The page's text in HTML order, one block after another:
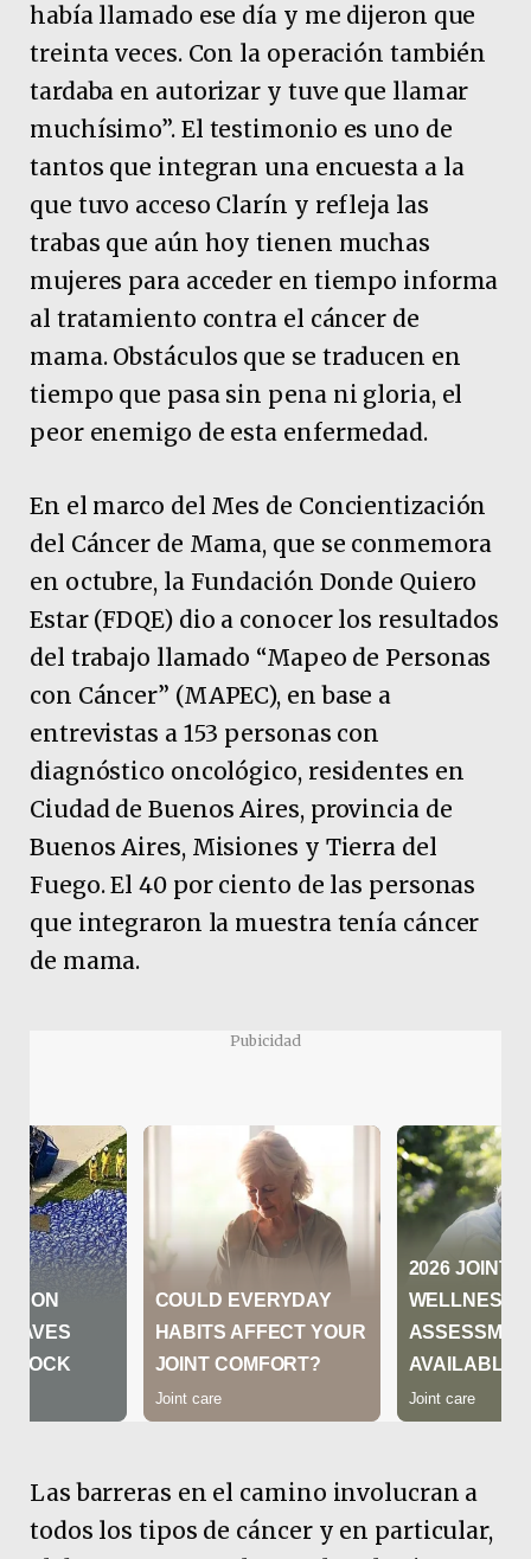
había llamado ese día y me dijeron que
treinta veces. Con la operación también
tardaba en autorizar y tuve que llamar
muchísimo”. El testimonio es uno de
tantos que integran una encuesta a la
que tuvo acceso Clarín y refleja las
trabas que aún hoy tienen muchas
mujeres para acceder en tiempo informa
al tratamiento contra el cáncer de
mama. Obstáculos que se traducen en
tiempo que pasa sin pena ni gloria, el
peor enemigo de esta enfermedad.
En el marco del Mes de Concientización
del Cáncer de Mama, que se conmemora
en octubre, la Fundación Donde Quiero
Estar (FDQE) dio a conocer los resultados
del trabajo llamado “Mapeo de Personas
con Cáncer” (MAPEC), en base a
entrevistas a 153 personas con
diagnóstico oncológico, residentes en
Ciudad de Buenos Aires, provincia de
Buenos Aires, Misiones y Tierra del
Fuego. El 40 por ciento de las personas
que integraron la muestra tenía cáncer
de mama.
Pubicidad
Las barreras en el camino involucran a
todos los tipos de cáncer y en particular,